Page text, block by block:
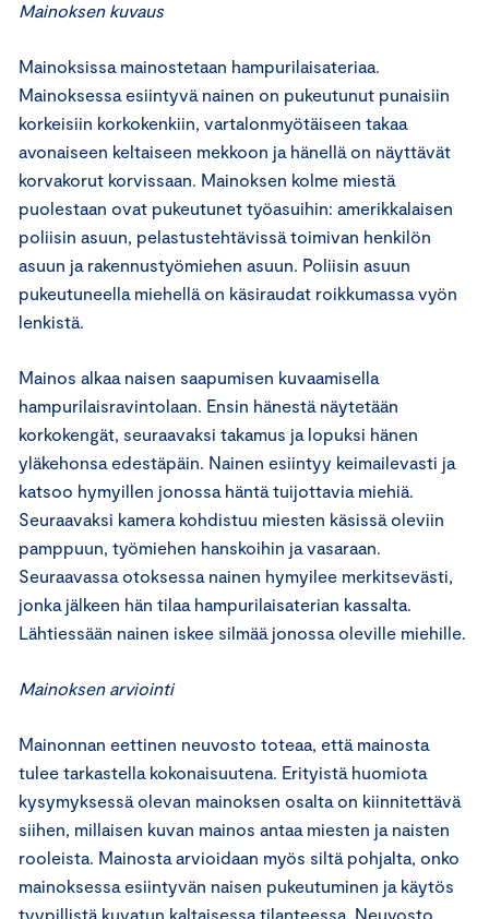
Mainoksen kuvaus
Mainoksissa mainostetaan hampurilaisateriaa.
Mainoksessa esiintyvä nainen on pukeutunut punaisiin
korkeisiin korkokenkiin, vartalonmyötäiseen takaa
avonaiseen keltaiseen mekkoon ja hänellä on näyttävät
korvakorut korvissaan. Mainoksen kolme miestä
puolestaan ovat pukeutunet työasuihin: amerikkalaisen
poliisin asuun, pelastustehtävissä toimivan henkilön
asuun ja rakennustyömiehen asuun. Poliisin asuun
pukeutuneella miehellä on käsiraudat roikkumassa vyön
lenkistä.
Mainos alkaa naisen saapumisen kuvaamisella
hampurilaisravintolaan. Ensin hänestä näytetään
korkokengät, seuraavaksi takamus ja lopuksi hänen
yläkehonsa edestäpäin. Nainen esiintyy keimailevasti ja
katsoo hymyillen jonossa häntä tuijottavia miehiä.
Seuraavaksi kamera kohdistuu miesten käsissä oleviin
pamppuun, työmiehen hanskoihin ja vasaraan.
Seuraavassa otoksessa nainen hymyilee merkitsevästi,
jonka jälkeen hän tilaa hampurilaisaterian kassalta.
Lähtiessään nainen iskee silmää jonossa oleville miehille.
Mainoksen arviointi
Mainonnan eettinen neuvosto toteaa, että mainosta
tulee tarkastella kokonaisuutena. Erityistä huomiota
kysymyksessä olevan mainoksen osalta on kiinnitettävä
siihen, millaisen kuvan mainos antaa miesten ja naisten
rooleista. Mainosta arvioidaan myös siltä pohjalta, onko
mainoksessa esiintyvän naisen pukeutuminen ja käytös
tyypillistä kuvatun kaltaisessa tilanteessa. Neuvosto